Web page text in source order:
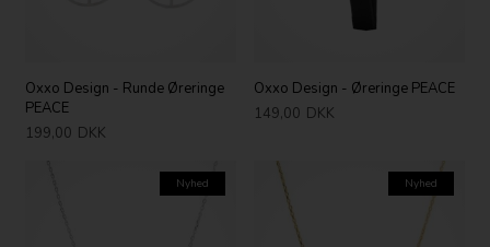
Oxxo Design - Runde Øreringe
PEACE
199,00 DKK
Oxxo Design - Øreringe PEACE
149,00 DKK
Nyhed Nyhed